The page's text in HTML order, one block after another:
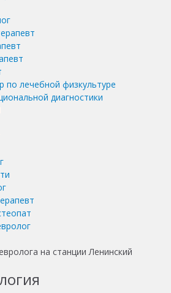
по лечебной физкультуре
диагностики